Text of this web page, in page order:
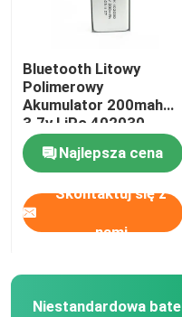
Bluetooth Litowy
Polimerowy
Akumulator 200mah
3.7v LiPo 402030
Wysoka pojemność
Najlepsza cena
Skontaktuj się z
nami
Niestandardowa